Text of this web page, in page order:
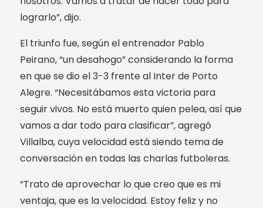
lograrlo”, dijo.
El triunfo fue, según el entrenador Pablo
Peirano, “un desahogo” considerando la forma
en que se dio el 3-3 frente al Inter de Porto
Alegre. “Necesitábamos esta victoria para
seguir vivos. No está muerto quien pelea, así que
vamos a dar todo para clasificar”, agregó
Villalba, cuya velocidad está siendo tema de
conversación en todas las charlas futboleras.
“Trato de aprovechar lo que creo que es mi
ventaja, que es la velocidad. Estoy feliz y no